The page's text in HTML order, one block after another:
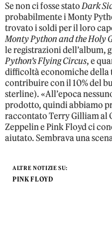
Se non ci fosse statoDark
probabilmente i Monty
trovato i soldi per il loro
Monty Python and the Holy
le registrazioni dell’album,
Python’s Flying Circus, e
difficoltà economiche della
contribuire con il 10% del
sterline). «All’epoca
prodotto, quindi abbiamo
raccontato Terry Gilliam al
Zeppelin e Pink Floyd ci
aiutato. Sembrava una
ALTRE NOTIZIE SU:
PINK FLOYD